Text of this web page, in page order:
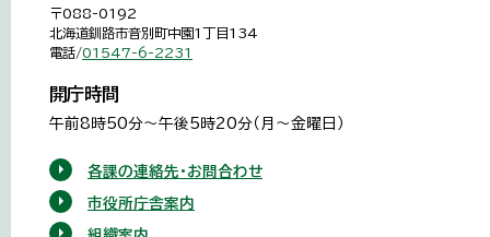
〒088-0192
北海道釧路市音別町中園1丁目134
電話/01547-6-2231
開庁時間
午前8時50分～午後5時20分（月～金曜日）
各課の連絡先・お問合わせ
市役所庁舎案内